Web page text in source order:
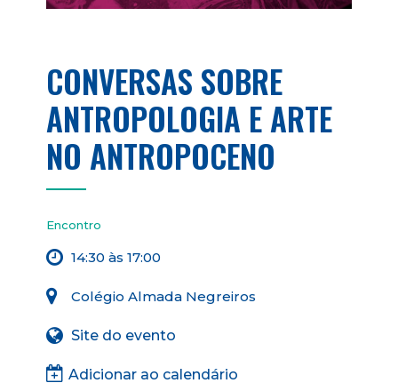
CONVERSAS SOBRE
ANTROPOLOGIA E ARTE
NO ANTROPOCENO
Encontro
14:30 às 17:00
Colégio Almada Negreiros
Site do evento
Adicionar ao calendário